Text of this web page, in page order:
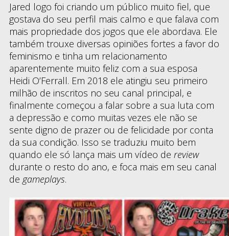
Jared logo foi criando um público muito fiel, que
gostava do seu perfil mais calmo e que falava com
mais propriedade dos jogos que ele abordava. Ele
também trouxe diversas opiniões fortes a favor do
feminismo e tinha um relacionamento
aparentemente muito feliz com a sua esposa
Heidi O’Ferrall. Em 2018 ele atingiu seu primeiro
milhão de inscritos no seu canal principal, e
finalmente começou a falar sobre a sua luta com
a depressão e como muitas vezes ele não se
sente digno de prazer ou de felicidade por conta
da sua condição. Isso se traduziu muito bem
quando ele só lança mais um vídeo de review
durante o resto do ano, e foca mais em seu canal
de gameplays.